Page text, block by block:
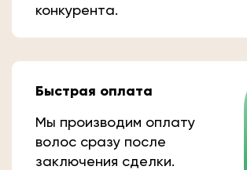
конкурента.
Быстрая оплата
Мы производим оплату
волос сразу после
заключения сделки.